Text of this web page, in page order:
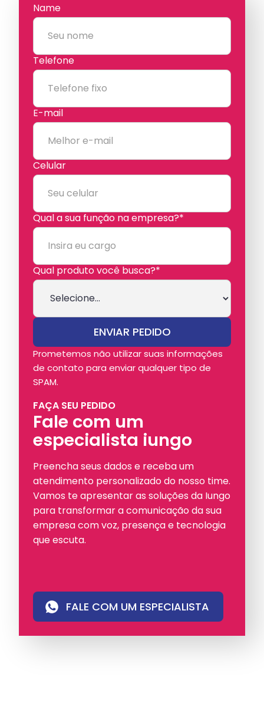
FAÇA SEU PEDIDO
Fale com um
especialista iungo
Preencha seus dados e receba um
atendimento personalizado do nosso time.
Vamos te apresentar as soluções da Iungo
para transformar a comunicação da sua
empresa com voz, presença e tecnologia
que escuta.
FALE COM UM ESPECIALISTA
Name
Telefone
E-mail
Celular
Qual a sua função na empresa?*
Qual produto você busca?*
Prometemos não utilizar suas informações
de contato para enviar qualquer tipo de
SPAM.